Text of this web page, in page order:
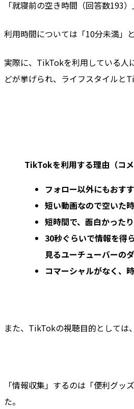
「就寝前の空き時間（回答数193
利用時間については「10分未満」
実際に、TikTokを利用している人
どが挙げられ、ライフスタイルと
TikTokを利用する理由（コメ
フォロー以外にもおす
短い動画なので空いた
短時間で、面白かった
30秒ぐらいで情報を得
見るユーチューバーの
コマーシャルがなく、
また、TikTokの視聴目的としては
「情報収集」するのは「便利グ
た。